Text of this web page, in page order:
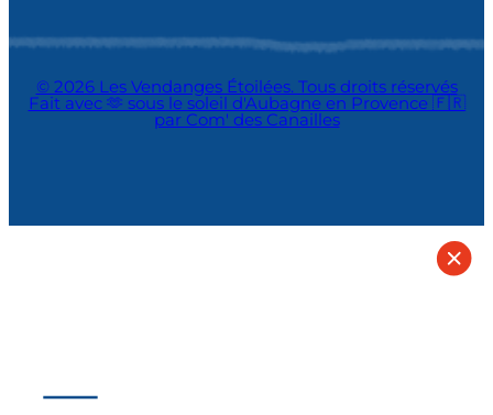
© 2026 Les Vendanges Étoilées. Tous droits réservés
Fait avec 🫶 sous le soleil d'Aubagne en Provence 🇫🇷
par Com' des Canailles